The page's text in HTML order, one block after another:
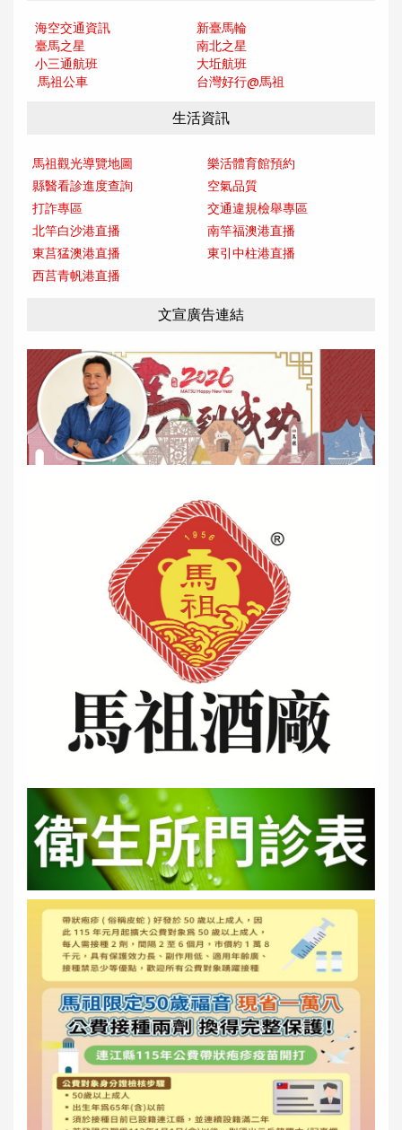
海空交通資訊
新臺馬輪
臺馬之星
南北之星
小三通航班
大坵航班
馬祖公車
台灣好行@馬祖
生活資訊
馬祖觀光導覽地圖
樂活體育館預約
縣醫看診進度查詢
空氣品質
打詐專區
交通違規檢舉專區
北竿白沙港直播
南竿福澳港直播
東莒猛澳港直播
東引中柱港直播
西莒青帆港直播
文宣廣告連結